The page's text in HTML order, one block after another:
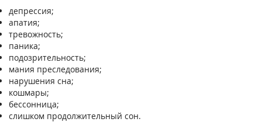
депрессия;
апатия;
тревожность;
паника;
подозрительность;
мания преследования;
нарушения сна;
кошмары;
бессонница;
слишком продолжительный сон.